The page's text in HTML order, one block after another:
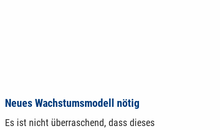
Neues Wachstumsmodell nötig
Es ist nicht überraschend, dass dieses